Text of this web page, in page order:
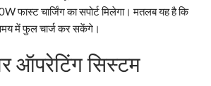
फास्ट चार्जिंग का सपोर्ट मिलेगा। मतलब यह है कि
में फुल चार्ज कर सकेंगे।
ऑपरेटिंग सिस्टम